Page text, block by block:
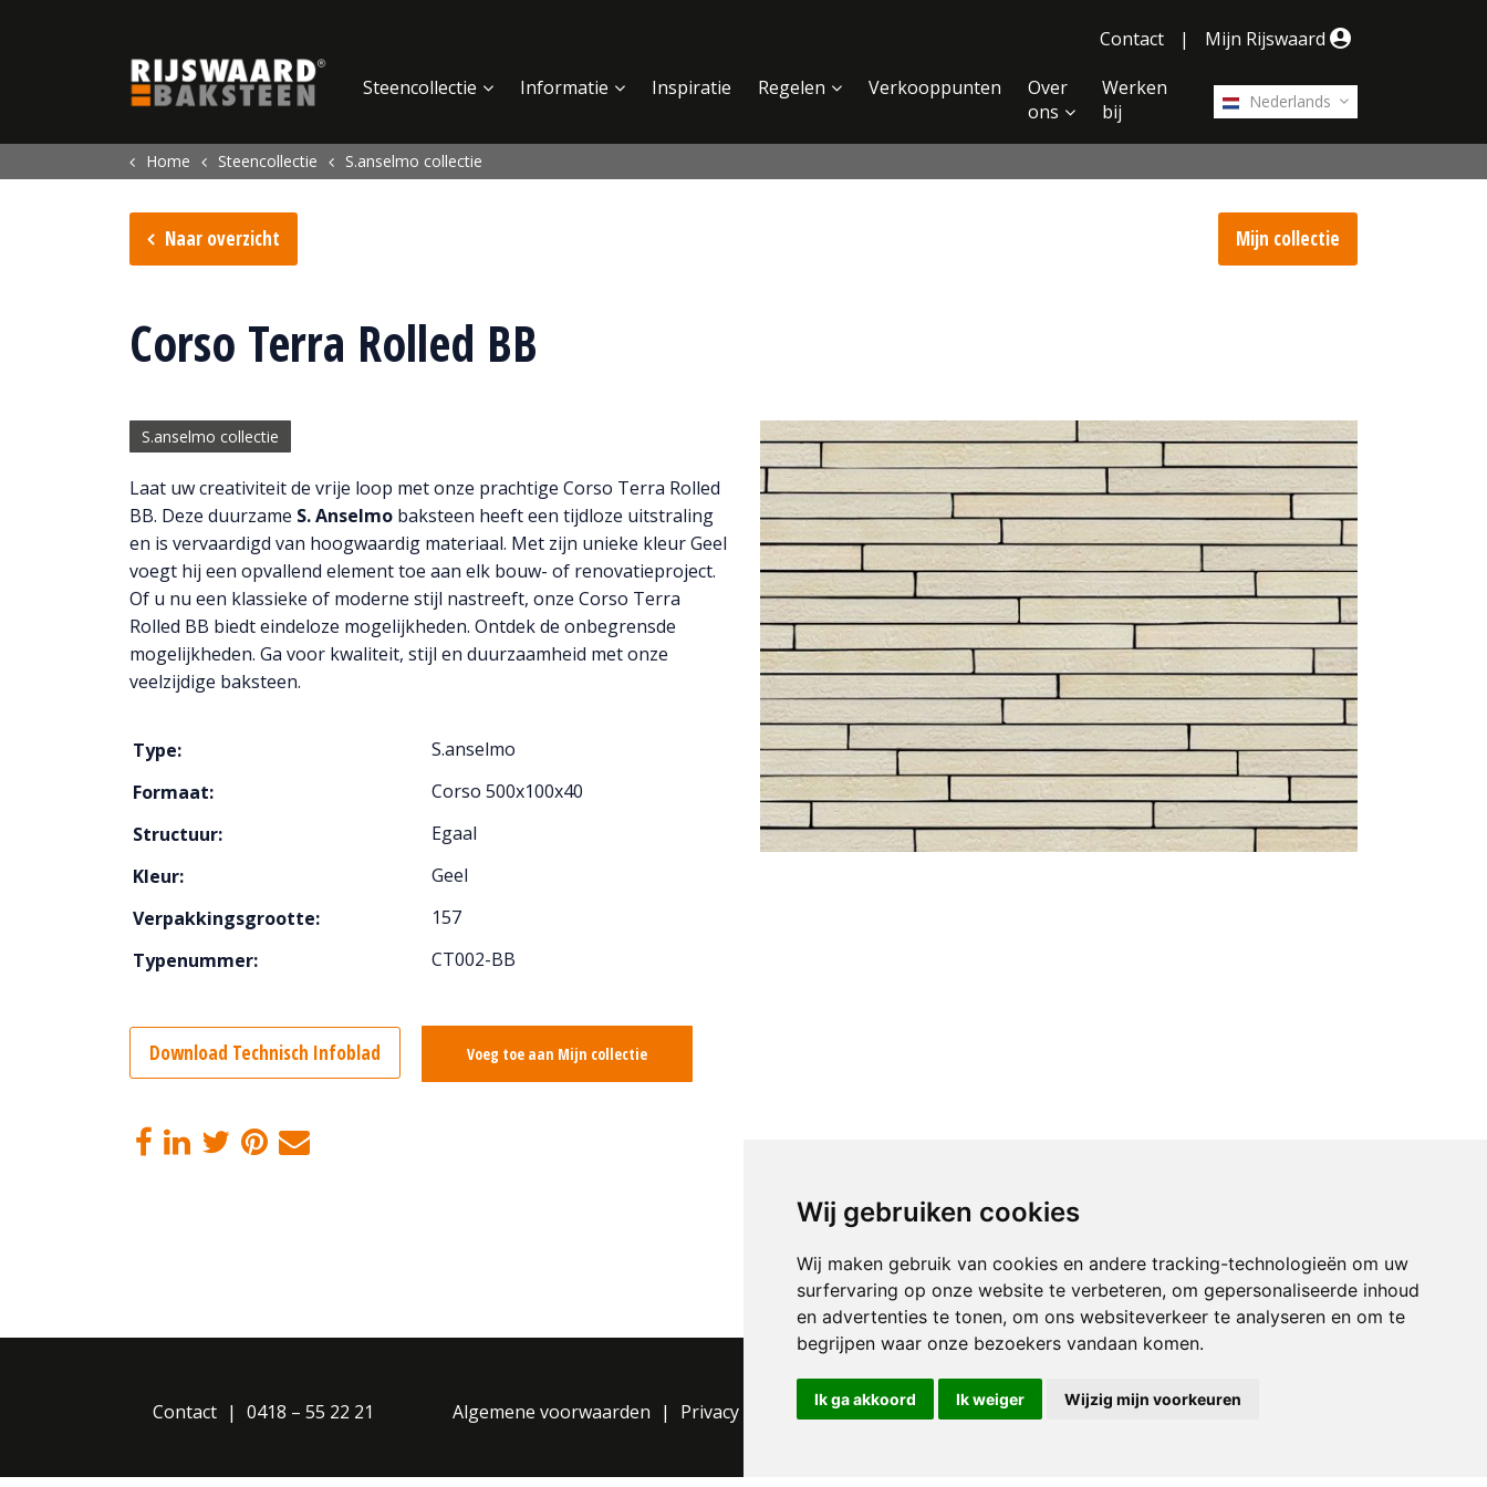
Wij gebruiken cookies
Wij maken gebruik van cookies en andere tracking-technologieën om uw
surfervaring op onze website te verbeteren, om gepersonaliseerde inhoud
en advertenties te tonen, om ons websiteverkeer te analyseren en om te
begrijpen waar onze bezoekers vandaan komen.
Ik ga akkoord Ik weiger Wijzig mijn voorkeuren
Contact
| Mijn Rijswaard
Nederlands
Steencollectie Informatie Inspiratie Regelen Verkooppunten
Over
ons
Werken
bij
Home Steencollectie S.anselmo collectie
Naar overzicht Mijn collectie
Corso Terra Rolled BB
S.anselmo collectie
Laat uw creativiteit de vrije loop met onze prachtige Corso Terra Rolled
BB. Deze duurzame S. Anselmo baksteen heeft een tijdloze uitstraling
en is vervaardigd van hoogwaardig materiaal. Met zijn unieke kleur Geel
voegt hij een opvallend element toe aan elk bouw- of renovatieproject.
Of u nu een klassieke of moderne stijl nastreeft, onze Corso Terra
Rolled BB biedt eindeloze mogelijkheden. Ontdek de onbegrensde
mogelijkheden. Ga voor kwaliteit, stijl en duurzaamheid met onze
veelzijdige baksteen.
Type:
S.anselmo
Formaat:
Corso 500x100x40
Structuur:
Egaal
Kleur:
Geel
Verpakkingsgrootte:
157
Typenummer:
CT002-BB
Download Technisch Infoblad Voeg toe aan Mijn collectie
Contact 0418 – 55 22 21 Algemene voorwaarden Privacy Statement
Cookie instellingen